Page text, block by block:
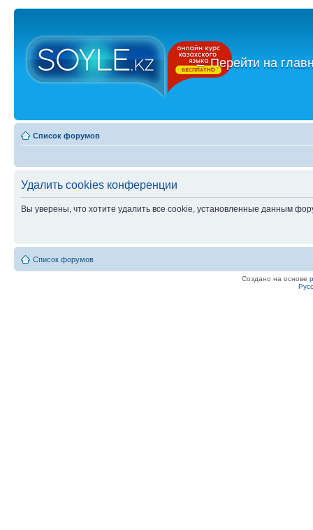
←Перейти на
Список форумов
Удалить cookies конференции
Вы уверены, что хотите удалить все cookie, установленные данным
Список форумов
Создано на основе